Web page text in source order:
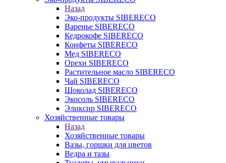
Назад
Эко-продукты SIBERECO
Варенье SIBERECO
Кедрокофе SIBERECO
Конфеты SIBERECO
Мед SIBERECO
Орехи SIBERECO
Растительное масло SIBERECO
Чай SIBERECO
Шоколад SIBERECO
Экосоль SIBERECO
Эликсир SIBERECO
Хозяйственные товары
Назад
Хозяйственные товары
Вазы, горшки для цветов
Ведра и тазы